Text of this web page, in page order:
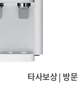
타사보상 | 방문